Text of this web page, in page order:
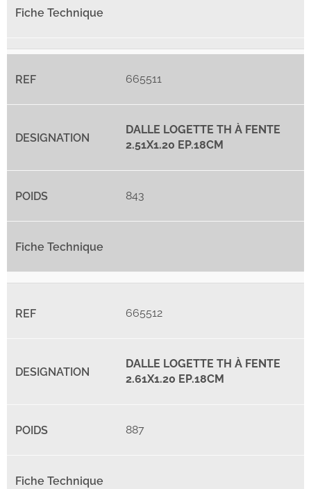
665511
DALLE LOGETTE TH À FENTE
2.51X1.20 EP.18CM
843
665512
DALLE LOGETTE TH À FENTE
2.61X1.20 EP.18CM
887